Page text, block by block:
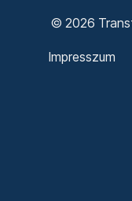
© 2026
Impresszum